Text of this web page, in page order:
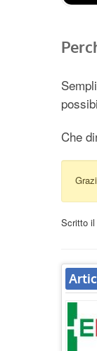
Che
Scritto il